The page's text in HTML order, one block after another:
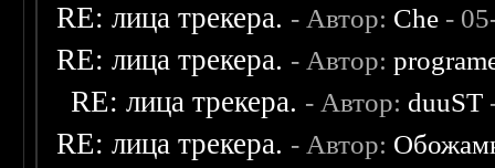
RE: лица трекера. - Автор: Che -
RE: лица трекера. - Автор:
RE: лица трекера. - Автор: duuST
RE: лица трекера. - Автор: